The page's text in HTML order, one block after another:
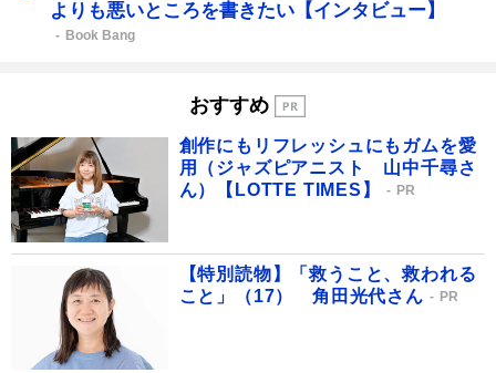
よりも悪いところを書きたい【インタビュー】
Book Bang
おすすめ
創作にもリフレッシュにもガムを愛
用（ジャズピアニスト 山中千尋さ
ん）【LOTTE TIMES】
PR
【特別読物】「救うこと、救われる
こと」（17） 角田光代さん
PR